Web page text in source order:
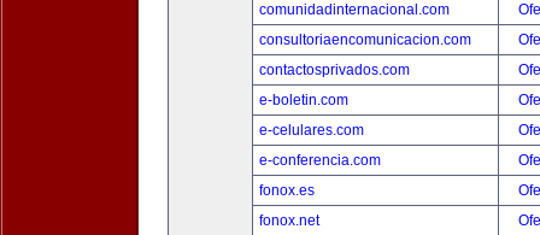
comunidadinternacional.com
consultoriaencomunicacion.com
contactosprivados.com
e-boletin.com
e-celulares.com
e-conferencia.com
fonox.es
fonox.net